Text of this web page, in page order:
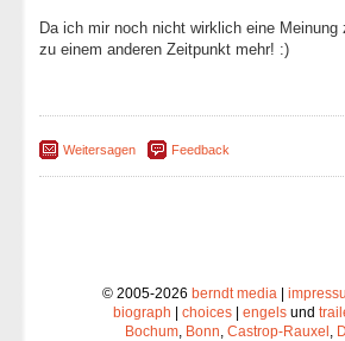
Da ich mir noch nicht wirklich eine
zu einem anderen Zeitpunkt mehr! :)
Weitersagen Feedback
© 2005-2026 berndt media|
biograph
choices engels und
Bochum, Bonn, Castrop-Rauxel ,